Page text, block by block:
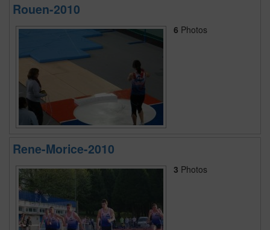
Rouen-2010
6 Photos
Rene-Morice-2010
3 Photos